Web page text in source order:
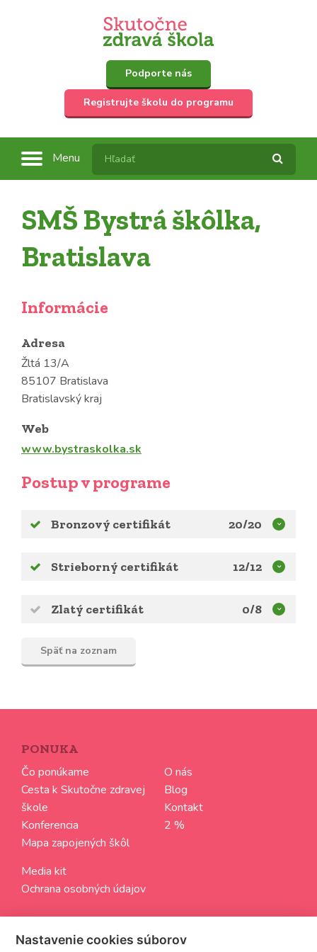
Podporte nás
Registrujte školu do programu
Menu
SMŠ Bystrá škôlka,
Bratislava
Informácie
Adresa
Žltá 13/A
85107 Bratislava
Bratislavský kraj
Web
www.bystraskolka.sk
Postup v programe
Bronzový certifikát 20/20
Strieborný certifikát 12/12
Zlatý certifikát 0/8
Späť na zoznam
PONUKA
Čo ponúkame
Cesta k Skutočne zdravej
škole
Konferencia
Mapa zapojených škôl
O nás
Blog
Kontakt
2 %
Media kit
Ochrana osobných údajov
Nastavenie cookies súborov